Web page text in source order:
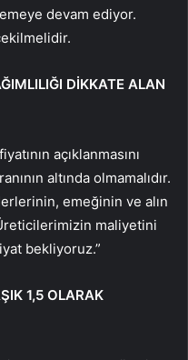
devam ediyor.
DİKKATE ALAN
açıklanmasını
altında olmamalıdır.
emeğinin ve alın
maliyetini
bekliyoruz.”
1,5 OLARAK